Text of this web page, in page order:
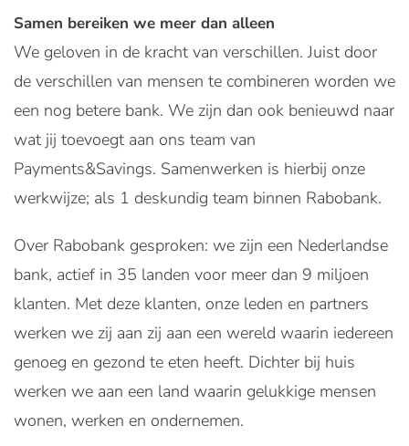
Samen bereiken we meer dan alleen
We geloven in de kracht van verschillen. Juist door
de verschillen van mensen te combineren worden we
een nog betere bank. We zijn dan ook benieuwd naar
wat jij toevoegt aan ons team van
Payments&Savings. Samenwerken is hierbij onze
werkwijze; als 1 deskundig team binnen Rabobank.
Over Rabobank gesproken: we zijn een Nederlandse
bank, actief in 35 landen voor meer dan 9 miljoen
klanten. Met deze klanten, onze leden en partners
werken we zij aan zij aan een wereld waarin iedereen
genoeg en gezond te eten heeft. Dichter bij huis
werken we aan een land waarin gelukkige mensen
wonen, werken en ondernemen.